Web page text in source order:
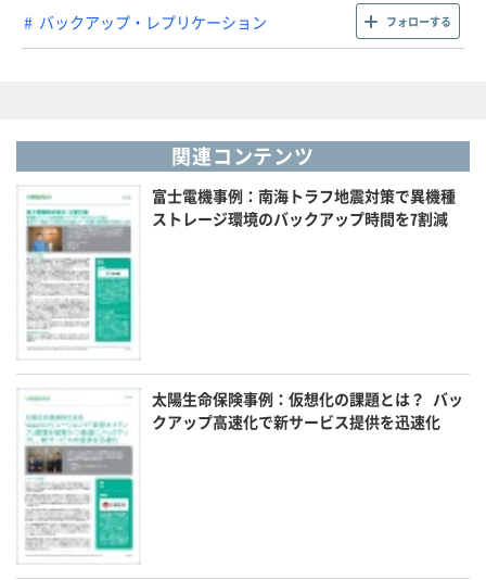
バックアップ・レプリケーション フォローする
関連コンテンツ
富士電機事例：南海トラフ地震対策で異機種
ストレージ環境のバックアップ時間を7割減
太陽生命保険事例：仮想化の課題とは？ バッ
クアップ高速化で新サービス提供を迅速化